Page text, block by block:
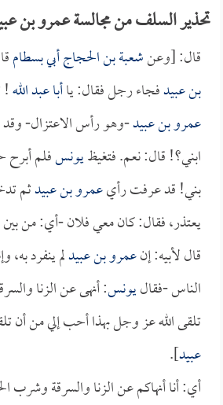
تحذير السلف من مجالسة عمرو بن
قال: [وعنشعبة بن الحجاج أبي بسطام
بن عبيدفجاء رجل فقال: ياأبا عبد الله!
عمرو بن عبيد-وهو رأس الاعتزال-
ابني؟! قال: نعم. فتغيظيونسفلم أبرح
بني! قد عرفت رأيعمرو بن عبيدثم
يعتذر، فقال: كان معي فلان -أي: من بين
قال لأبيه: إنعمرو بن عبيدلم ينفرد به،
الناس -فقاليونس: أنهى عن الزنا
تلقى الله عز وجل بهذا أحب إلي من أن
عبيد].
أي: أنا أنهاكم عن الزنا والسرقة وشرب